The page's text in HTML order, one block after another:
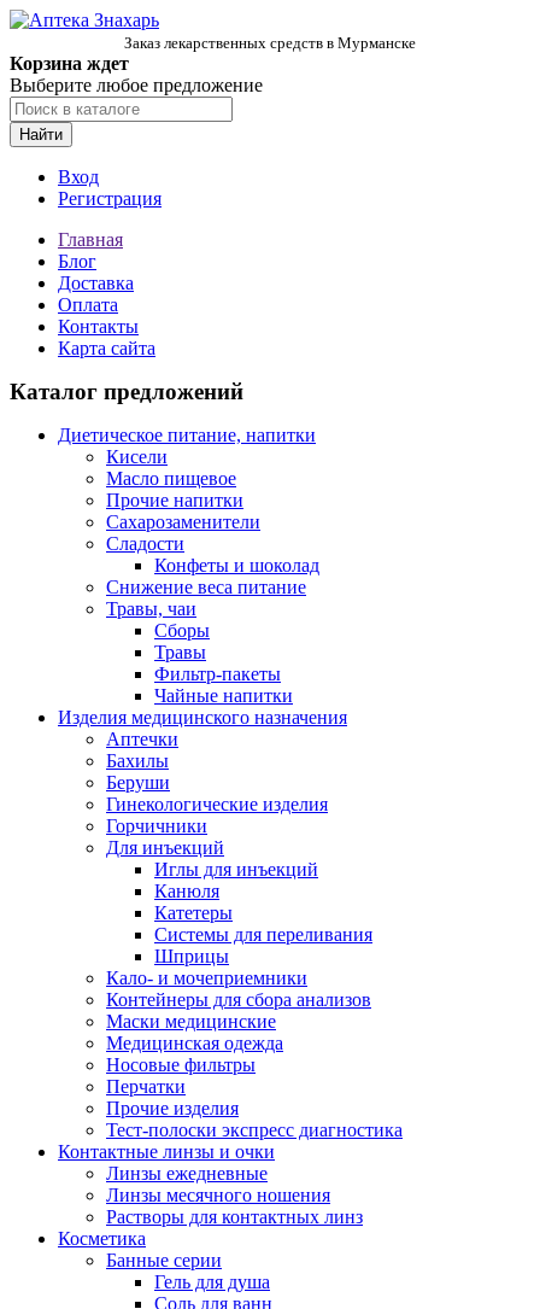
Заказ лекарственных средств в Мурманске
Корзина ждет
Выберите любое предложение
Найти
Вход
Регистрация
Главная
Блог
Доставка
Оплата
Контакты
Карта сайта
Каталог предложений
Диетическое питание, напитки
Кисели
Масло пищевое
Прочие напитки
Сахарозаменители
Сладости
Конфеты и шоколад
Снижение веса питание
Травы, чаи
Сборы
Травы
Фильтр-пакеты
Чайные напитки
Изделия медицинского назначения
Аптечки
Бахилы
Беруши
Гинекологические изделия
Горчичники
Для инъекций
Иглы для инъекций
Канюля
Катетеры
Системы для переливания
Шприцы
Кало- и мочеприемники
Контейнеры для сбора анализов
Маски медицинские
Медицинская одежда
Носовые фильтры
Перчатки
Прочие изделия
Тест-полоски экспресс диагностика
Контактные линзы и очки
Линзы ежедневные
Линзы месячного ношения
Растворы для контактных линз
Косметика
Банные серии
Гель для душа
Соль для ванн